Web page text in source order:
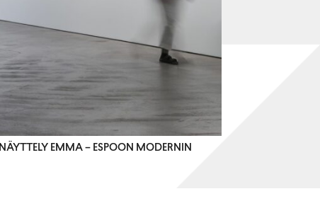
EMMA – ESPOON MODERNIN